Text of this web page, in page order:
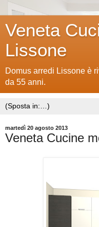
Veneta
Lissone
Domus arredi Lissone è
da 55 anni.
martedì 20 agosto 2013
Veneta Cucine